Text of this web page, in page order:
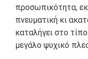
προσωπικότητα,
πνευματική κι
καταλήγει στο
μεγάλο ψυχικό